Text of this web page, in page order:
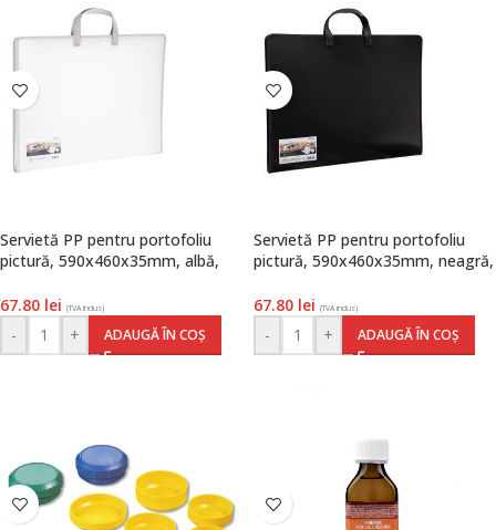
Servietă PP pentru portofoliu
pictură, 590x460x35mm, albă,
67.80 lei (TVA inclus)
- + ADAUGĂ ÎN COȘ
Servietă PP pentru portofoliu
pictură, 590x460x35mm, neagră,
67.80 lei (TVA inclus)
- + ADAUGĂ ÎN COȘ